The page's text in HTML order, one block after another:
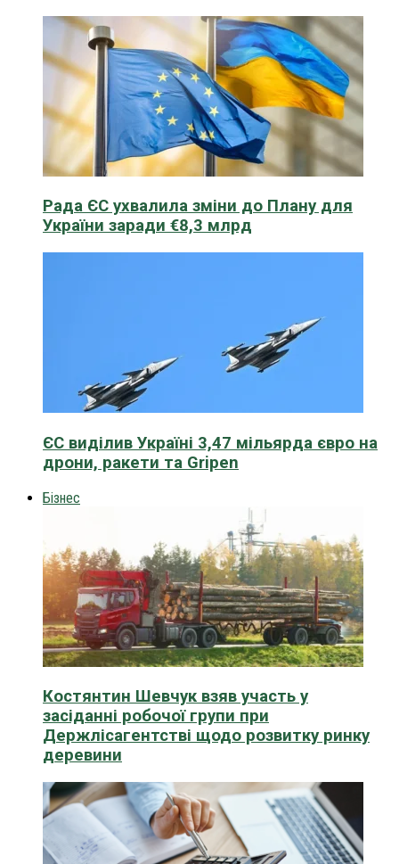
Рада ЄС ухвалила зміни до Плану для
України заради €8,3 млрд
ЄС виділив Україні 3,47 мільярда євро на
дрони, ракети та Gripen
Бізнес
Костянтин Шевчук взяв участь у
засіданні робочої групи при
Держлісагентстві щодо розвитку ринку
деревини